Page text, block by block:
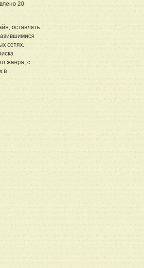
20
оставлять
сетях.
жанра, с
в